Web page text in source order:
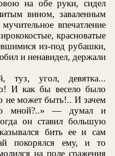
на обе руки, сидел
вином, заваленным
впечатление
красноватые
из-под рубашки,
и ненавидел, держали
туз, угол, девятка...
И как бы весело было
не может быть!.. И зачем
мной?..» — думал и
он ставил большую
бить ее и сам
покорялся ему, и то
на поле сражения